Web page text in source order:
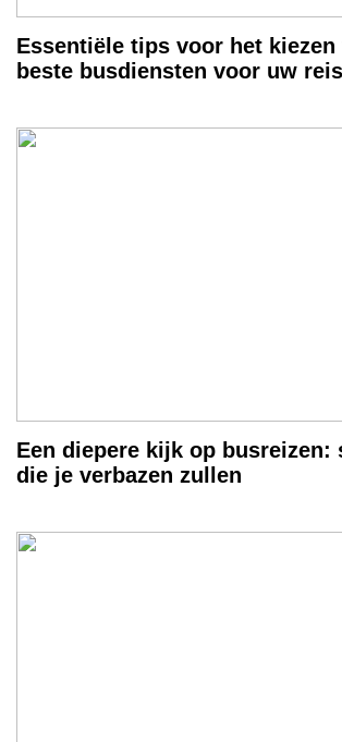
Essentiële tips voor het kiezen
beste busdiensten voor uw reis
Een diepere kijk op busreizen:
die je verbazen zullen